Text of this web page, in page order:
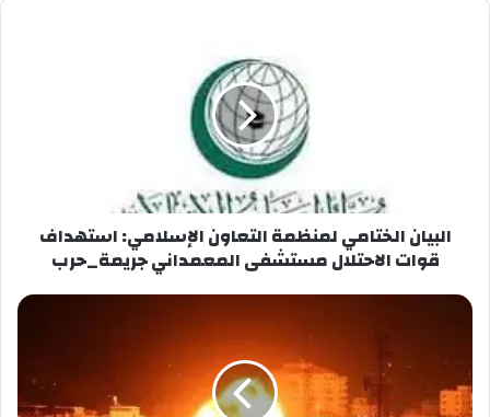
عشرات الأطفال ومئات الجرحى والاصابات ومصادرة
المزيد من الأراضي لصالح الاستيطان، تشديد الطوق
والخناق على الضفة الغربية وتقطيع أوصالها وفرض
المزيد من العقوبات الجماعية على المواطنين
الفلسطينيين، في ظل التصعيد الحاصل في
الاقتحامات والاعتقالات الجماعية والحصار والاجتياحات
كما يحصل حالياً في مخيم نور شمس.
تحمل الوزارة الحكومة الإسرائيلية المسؤولية الكاملة
والمباشرة عن نتائج جرائم التطهير العرقي في قطاع
غزة وجرائمها في الضفة الغربية المحتلة بما فيها
القدس الشرقية، كما تحمل المجتمع الدولي
المسؤولية عن تخاذله في وضع حد لهذه الحرب
البيان الختامي لمنظمة التعاون الإسلامي: استهداف
قوات الاحتلال مستشفى المعمداني جريمة_حرب